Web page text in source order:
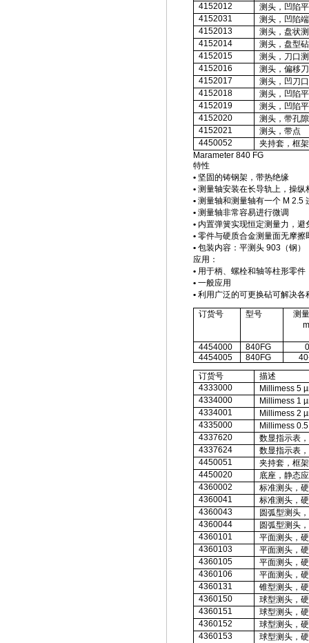
4152012
测头，凹陷
4152031
测头，凹陷
4152013
测头，盘状
4152014
测头， 盘型
4152015
测头，刀口
4152016
测头，偏移
4152017
测头，凹刀
4152018
测头，凹陷
4152019
测头，凹陷
4152020
测头，带孔隙
4152021
测头，带点
4450052
夹持套，框
Marameter 840 FG
特性
• 坚固的铸钢架，带热绝缘
• 测量轴安装在长导轨上，操纵
• 测量轴和测量轴有一个M 2.5
• 测量轴非常容易进行微调
• 内置弹簧实现恒定测量力，避
• 零件与硬质合金测量面无摩擦
• 包装内容：平测头903（钢）
应用：
• 用于柄、螺栓和轴等柱形零件
• 一般应用
• 利用广泛的可更换砧可解决各
订货号
型号
测
4454000 840FG
4454005
840FG
订货号
描述
4333000
Millimess 5
4334000
Millimess 1
4334001
Millimess 2
4335000
Millimess
4337620
数显指示表，
4337624
数显指示表，
4450051
夹持套，框
4450020
底座，静态
4360002
标准测头，
4360041
标准测头，
4360043
圆弧型测头
4360044
圆弧型测头
4360101
平面测头，
4360103
平面测头，
4360105
平面测头，
4360106
平面测头，
4360131
锥型测头，
4360150
球型测头，
4360151
球型测头，
4360152
球型测头，
4360153 球型测头，